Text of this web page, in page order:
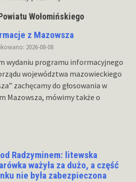
Wołomińskiego
z Mazowsza
2026-08-08
wydaniu programu informacyjnego
województwa mazowieckiego
zachęcamy do głosowania w
Mazowsza, mówimy także o
Radzyminem: litewska
ważyła za dużo, a część
nie była zabezpieczona